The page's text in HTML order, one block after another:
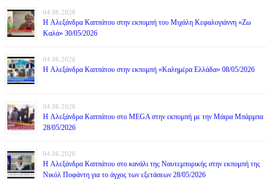
04.06.2026
H Αλεξάνδρα Καππάτου στην εκπομπή του Μιχάλη Κεφαλογιάννη «Ζω
Καλά» 30/05/2026
04.06.2026
H Αλεξάνδρα Καππάτου στην εκπομπή «Καλημέρα Ελλάδα» 08/05/2026
04.06.2026
H Αλεξάνδρα Καππάτου στο MEGA στην εκπομπή με την Μάιρα Mπάρμπα
28/05/2026
04.06.2026
H Αλεξάνδρα Καππάτου στο κανάλι της Ναυτεμπορικής στην εκπομπή της
Νικόλ Ποφάντη για το άγχος των εξετάσεων 28/05/2026